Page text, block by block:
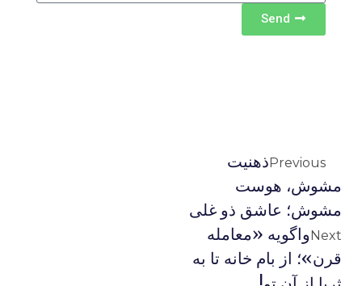
Send
Previousذهنیت
مشوش، هوست
مشوش؛ عاشق ذو غلی
Nextواگویه «معامله
قرن»؛ از بام خانه تا به